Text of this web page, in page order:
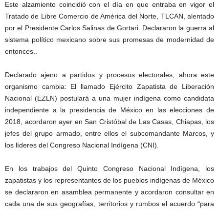
Este alzamiento coincidió con el día en que entraba en vigor el
Tratado de Libre Comercio de América del Norte, TLCAN, alentado
por el Presidente Carlos Salinas de Gortari. Declararon la guerra al
sistema político mexicano sobre sus promesas de modernidad de
entonces..
Declarado ajeno a partidos y procesos electorales, ahora este
organismo cambia: El llamado Ejército Zapatista de Liberación
Nacional (EZLN) postulará a una mujer indígena como candidata
independiente a la presidencia de México en las elecciones de
2018, acordaron ayer en San Cristóbal de Las Casas, Chiapas, los
jefes del grupo armado, entre ellos el subcomandante Marcos, y
los líderes del Congreso Nacional Indígena (CNI).
En los trabajos del Quinto Congreso Nacional Indígena, los
zapatistas y los representantes de los pueblos indígenas de México
se declararon en asamblea permanente y acordaron consultar en
cada una de sus geografías, territorios y rumbos el acuerdo “para